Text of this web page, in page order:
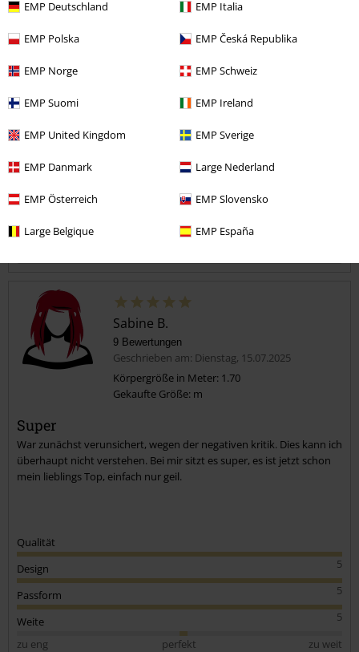
EMP Deutschland EMP Italia
EMP Polska EMP Česká Republika
EMP Norge EMP Schweiz
EMP Suomi EMP Ireland
EMP United Kingdom EMP Sverige
EMP Danmark Large Nederland
EMP Österreich EMP Slovensko
Large Belgique EMP España
zu eng
perfekt
Länge
War diese Bewertung hilfreich für dich?
Sabine B.
9 Bewertungen
Geschrieben am: Dienstag, 15.07.2025
Körpergröße in Meter: 1.70
Gekaufte Größe: m
Super
War zunächst verunsichert, wegen der negativen kritik. Dies kann ich
überhaupt nicht verstehen. Bei mir sitzt es super, es ist jetzt schon
mein lieblings Top, einfach nur geil.
Qualität
5
Design
5
Passform
5
Weite
zu eng
perfekt
zu weit